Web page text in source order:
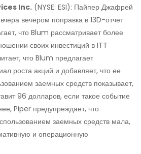
Inc. (NYSE: ESI): Пайпер Джафрей
вечером поправка в 13D-отчет
что Blum рассматривает более
своих инвестиций в ITT
что Blum предлагает
роста акций и добавляет, что ее
заемных средств показывает,
96 долларов, если такое событие
Piper предупреждает, что
заемных средств мала,
и операционную